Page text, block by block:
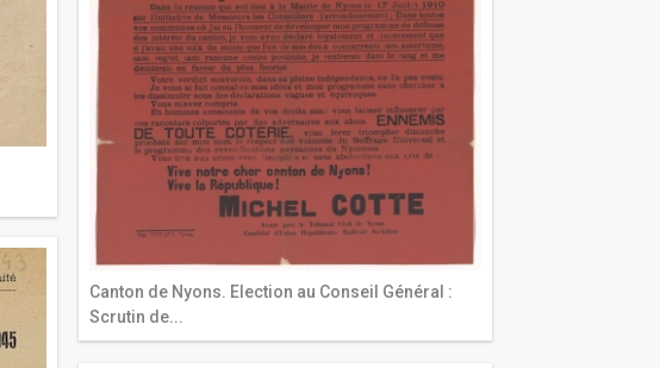
Canton de Nyons. Election au Conseil Général :
Scrutin de...